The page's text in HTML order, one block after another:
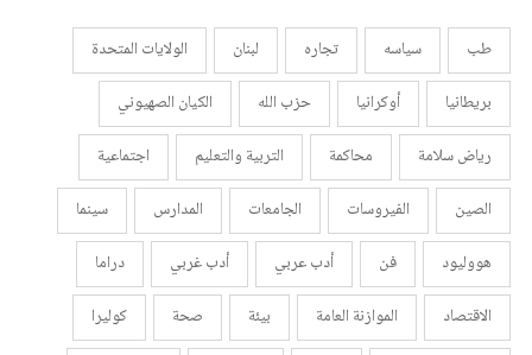
طب سياسه تجاره لبنان
الولايات المتحدة
بريطانيا
أوكرانيا حزب الله
الكيان الصهيوني
رياض سلامة
محاكمة التربية والتعليم
اجتماعية
الصين
الفيروسات الجامعات المدارس
سينما
هووليود
فن أدب عربي أدب غربي
دراما
الاقتصاد
الموازنة العامة بيئة صحة
كوليرا